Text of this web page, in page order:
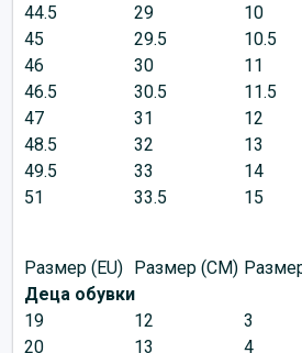
44.5
29
10
45
29.5
10.5
46
30
11
46.5
30.5
11.5
47
31
12
48.5
32
13
49.5
33
14
51
33.5 15
Размер (EU) Размер (CM)
Деца обувки
19
12
3
20
13
4